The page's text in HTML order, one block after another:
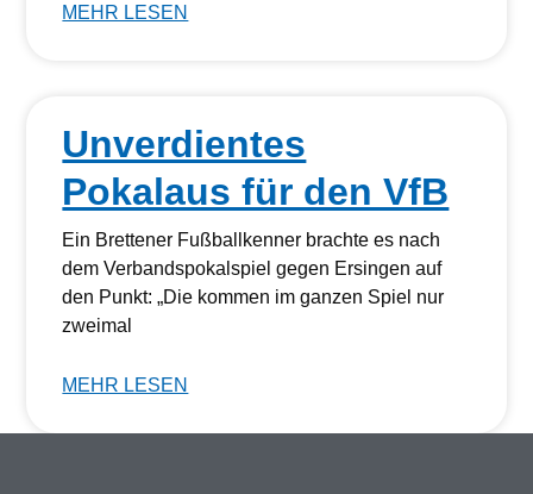
MEHR LESEN
Unverdientes
Pokalaus für den VfB
Ein Brettener Fußballkenner brachte es nach
dem Verbandspokalspiel gegen Ersingen auf
den Punkt: „Die kommen im ganzen Spiel nur
zweimal
MEHR LESEN